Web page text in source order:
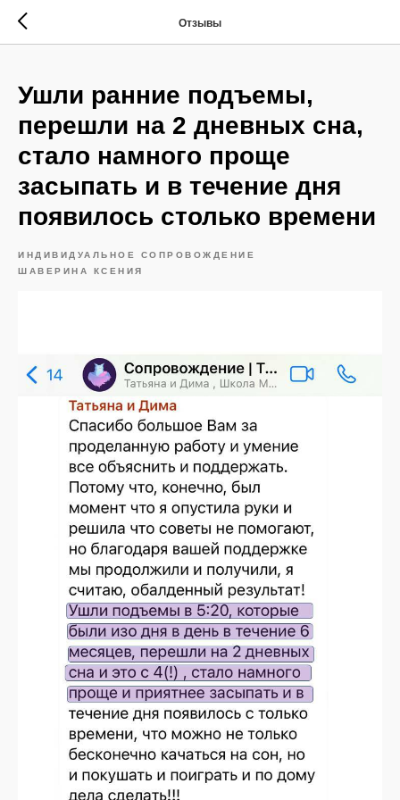
Отзывы
Ушли ранние подъемы,
перешли на 2 дневных сна,
стало намного проще
засыпать и в течение дня
появилось столько времени
ИНДИВИДУАЛЬНОЕ СОПРОВОЖДЕНИЕ
ШАВЕРИНА КСЕНИЯ